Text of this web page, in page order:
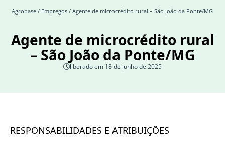
Agrobase / Empregos / Agente de microcrédito rural – São João da Ponte/MG
Agente de microcrédito rural
– São João da Ponte/MG
liberado em 18 de junho de 2025
RESPONSABILIDADES E ATRIBUIÇÕES